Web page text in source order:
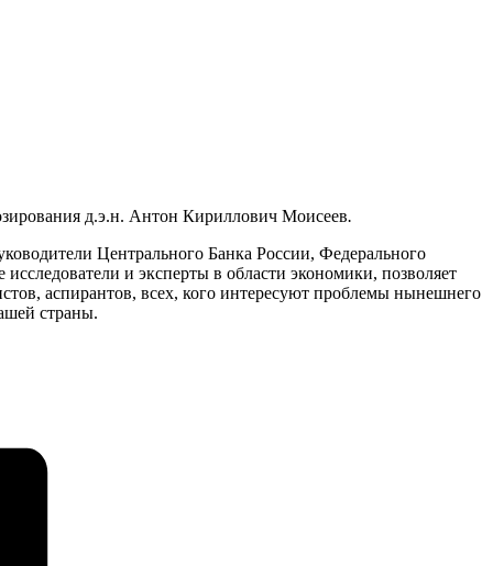
д.э.н. Антон Кириллович Моисеев.
Центрального Банка России, Федерального
и эксперты в области экономики, позволяет
аспирантов, всех, кого интересуют проблемы нынешнего
страны.